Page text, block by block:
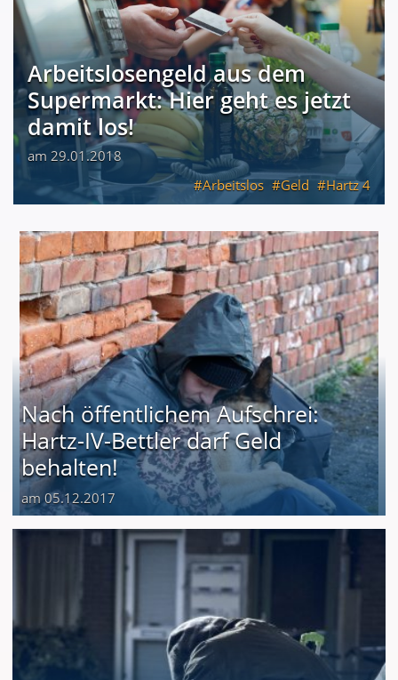
Arbeitslosengeld aus dem
Supermarkt: Hier geht es jetzt
damit los!
am 29.01.2018
Arbeitslos
Geld Hartz 4
Nach öffentlichem Aufschrei:
Hartz-IV-Bettler darf Geld
behalten!
am 05.12.2017